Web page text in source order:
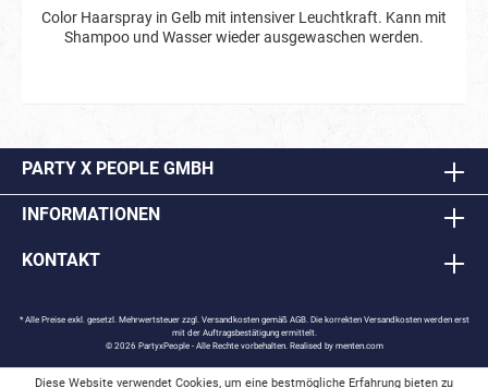
Color Haarspray in Gelb mit intensiver Leuchtkraft. Kann mit
Shampoo und Wasser wieder ausgewaschen werden.
PARTY X PEOPLE GMBH
INFORMATIONEN
KONTAKT
* Alle Preise exkl. gesetzl. Mehrwertsteuer zzgl. Versandkostengemäß AGB. Die korrekten Versandkosten werden erst
mit der Auftragsbestätigung ermittelt.
© 2026 PartyxPeople - Alle Rechte vorbehalten. Realised by menten.com
Diese Website verwendet Cookies, um eine bestmögliche Erfahrung bieten zu